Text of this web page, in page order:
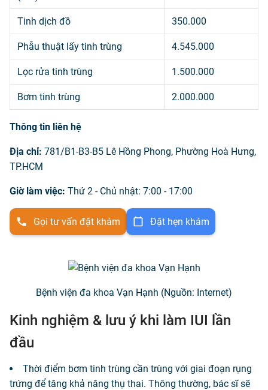
Tinh dịch đồ 350.000
Phẫu thuật lấy tinh trùng 4.545.000
Lọc rửa tinh trùng 1.500.000
Bơm tinh trùng 2.000.000
Thông tin liên hệ
Địa chỉ: 781/B1-B3-B5 Lê Hồng Phong, Phường Hoà Hưng,
TP.HCM
Giờ làm việc: Thứ 2 - Chủ nhật: 7:00 - 17:00
Gọi tư vấn đặt khám Đặt hẹn khám
Bệnh viện đa khoa Vạn Hạnh (Nguồn: Internet)
Kinh nghiệm & lưu ý khi làm IUI lần
đầu
Thời điểm bơm tinh trùng cần trùng với giai đoạn rụng
trứng để tăng khả năng thụ thai. Thông thường, bác sĩ sẽ